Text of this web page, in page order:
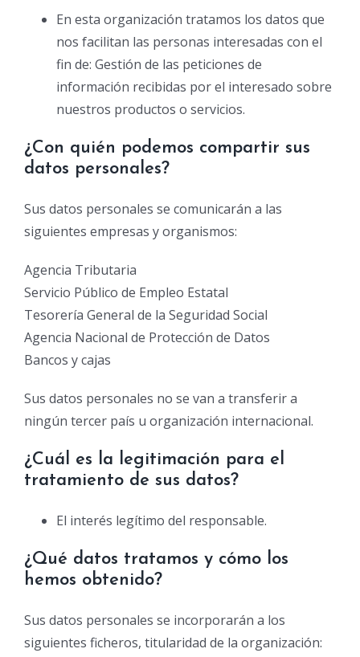
En esta organización tratamos los datos que
nos facilitan las personas interesadas con el
fin de: Gestión de las peticiones de
información recibidas por el interesado sobre
nuestros productos o servicios.
¿Con quién podemos compartir sus
datos personales?
Sus datos personales se comunicarán a las
siguientes empresas y organismos:
Agencia Tributaria
Servicio Público de Empleo Estatal
Tesorería General de la Seguridad Social
Agencia Nacional de Protección de Datos
Bancos y cajas
Sus datos personales no se van a transferir a
ningún tercer país u organización internacional.
¿Cuál es la legitimación para el
tratamiento de sus datos?
El interés legítimo del responsable.
¿Qué datos tratamos y cómo los
hemos obtenido?
Sus datos personales se incorporarán a los
siguientes ficheros, titularidad de la organización: